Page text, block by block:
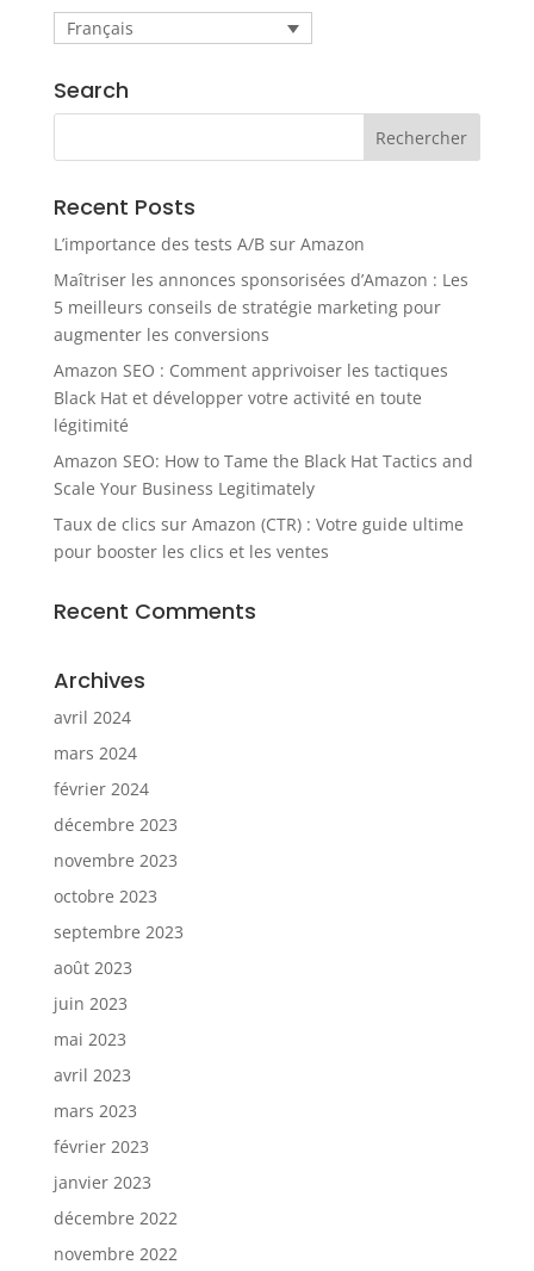
Français
Search
Recent Posts
L’importance des tests A/B sur Amazon
Maîtriser les annonces sponsorisées d’Amazon : Les
5 meilleurs conseils de stratégie marketing pour
augmenter les conversions
Amazon SEO : Comment apprivoiser les tactiques
Black Hat et développer votre activité en toute
légitimité
Amazon SEO: How to Tame the Black Hat Tactics and
Scale Your Business Legitimately
Taux de clics sur Amazon (CTR) : Votre guide ultime
pour booster les clics et les ventes
Recent Comments
Archives
avril 2024
mars 2024
février 2024
décembre 2023
novembre 2023
octobre 2023
septembre 2023
août 2023
juin 2023
mai 2023
avril 2023
mars 2023
février 2023
janvier 2023
décembre 2022
novembre 2022